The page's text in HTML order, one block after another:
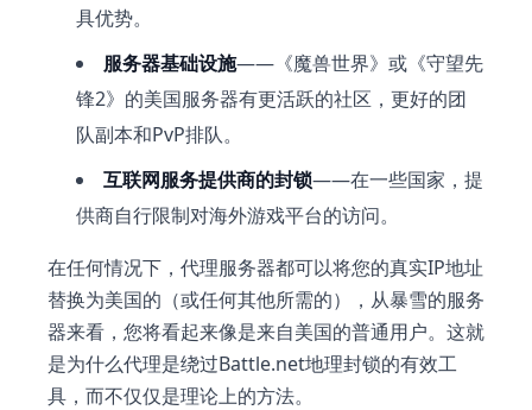
具优势。
服务器基础设施——《魔兽世界》或《守望先
锋2》的美国服务器有更活跃的社区，更好的团
队副本和PvP排队。
互联网服务提供商的封锁——在一些国家，提
供商自行限制对海外游戏平台的访问。
在任何情况下，代理服务器都可以将您的真实IP地址
替换为美国的（或任何其他所需的），从暴雪的服务
器来看，您将看起来像是来自美国的普通用户。这就
是为什么代理是绕过Battle.net地理封锁的有效工
具，而不仅仅是理论上的方法。